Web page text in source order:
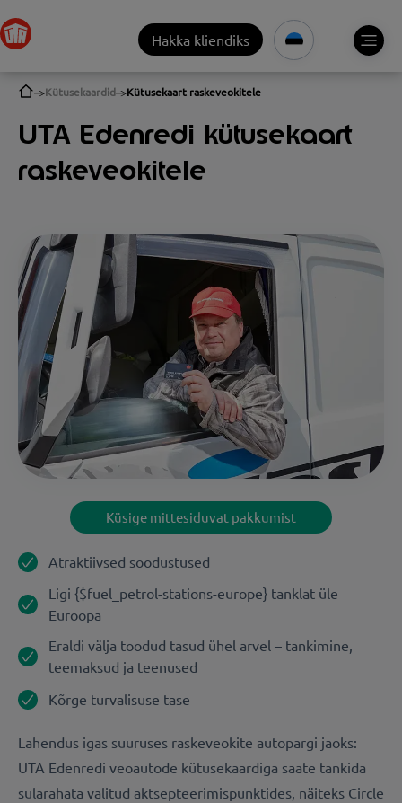
Hakka kliendiks
Kütusekaardid Kütusekaart raskeveokitele
UTA Edenredi kütusekaart
raskeveokitele
Küsige mittesiduvat pakkumist
Atraktiivsed soodustused
Ligi {$fuel_petrol-stations-europe} tanklat üle
Euroopa
Eraldi välja toodud tasud ühel arvel – tankimine,
teemaksud ja teenused
Kõrge turvalisuse tase
Lahendus igas suuruses raskeveokite autopargi jaoks:
UTA Edenredi veoautode kütusekaardiga saate tankida
sularahata valitud aktsepteerimispunktides, näiteks Circle